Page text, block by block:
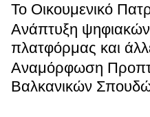
Το Οικουμενικό
Ανάπτυξη
πλατφόρμας και
Αναμόρφωση
Βαλκανικών